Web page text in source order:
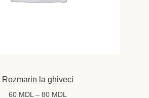
Rozmarin la ghiveci
60 MDL – 80 MDL